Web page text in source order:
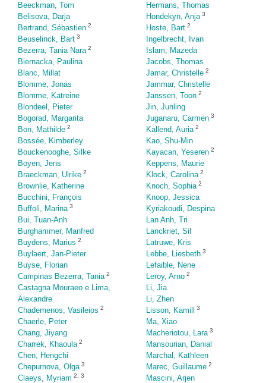
Beeckman, Tom
Belisova, Darja
Bertrand, Sébastien 2
Beuselinck, Bart 3
Bezerra, Tania Nara 2
Biernacka, Paulina
Blanc, Millat
Blomme, Jonas
Blomme, Katreine
Blondeel, Pieter
Bogorad, Margarita
Bon, Mathilde 2
Bossée, Kimberley
Bouckenooghe, Silke
Boyen, Jens
Braeckman, Ulrike 2
Brownlie, Katherine
Bucchini, François
Buffoli, Marina 3
Bui, Tuan-Anh
Burghammer, Manfred
Buydens, Marius 2
Buylaert, Jan-Pieter
Buyse, Florian
Campinas Bezerra, Tania 2
Castagna Mouraeo e Lima,
Alexandre
Chademenos, Vasileios 2
Chaerle, Peter
Chang, Jiyang
Charrek, Khaoula 2
Chen, Hengchi
Chepurnova, Olga 3
Claeys, Myriam 2 3
Hermans, Thomas
Hondekyn, Anja 3
Hoste, Bart 2
Ingelbrecht, Ivan
Islam, Mazeda
Jacobs, Thomas
Jamar, Christelle 2
Jammar, Christelle
Janssen, Toon 2
Jin, Junling
Juganaru, Carmen 3
Kallend, Auria 2
Kao, Shu-Min
Kayacan, Yeseren 2
Keppens, Maurie
Klock, Carolina 2
Knoch, Sophia 2
Knoop, Jessica
Kyriakoudi, Despina
Lan Anh, Tri
Lanckriet, Sil
Latruwe, Kris
Lebbe, Liesbeth 3
Lefaible, Nene
Leroy, Arno 2
Li, Jia
Li, Zhen
Lisson, Kamill
3
Ma, Xiao
Macheriotou, Lara 3
Mansourian, Danial
Marchal, Kathleen
Marec, Guillaume 2
Mascini, Arjen